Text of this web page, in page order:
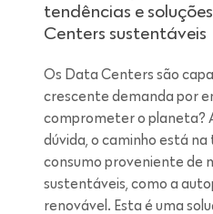
tendências e
Centers sustentáveis
Os Data Centers são
crescente demanda por
comprometer o planeta?
dúvida, o caminho está
consumo proveniente de
sustentáveis, como a
renovável. Esta é uma